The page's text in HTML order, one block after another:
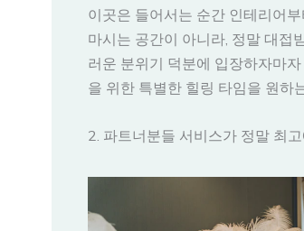
이곳은 들어서는 순간 인테리어
마시는 공간이 아니라, 정말 대접
러운 분위기 덕분에 입장하자마
을 위한 특별한 힐링 타임을 원하
2. 파트너분들 서비스가 정말 최